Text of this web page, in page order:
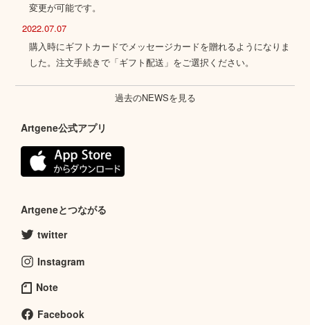
変更が可能です。
2022.07.07
購入時にギフトカードでメッセージカードを贈れるようになりま
した。注文手続きで「ギフト配送」をご選択ください。
過去のNEWSを見る
Artgene公式アプリ
Artgeneとつながる
twitter
Instagram
Note
Facebook